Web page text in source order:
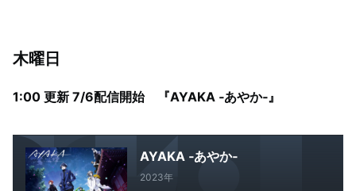
木曜日
1:00 更新 7/6配信開始 『AYAKA ‐あやか‐』
AYAKA ‐あやか‐
2023年